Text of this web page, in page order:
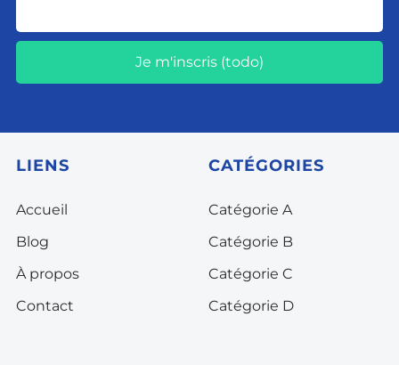
Je m'inscris (todo)
LIENS
Accueil
Blog
À propos
Contact
CATÉGORIES
Catégorie A
Catégorie B
Catégorie C
Catégorie D